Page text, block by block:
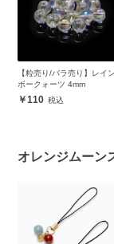
【粒売り/バラ売り】レイン
ボークォーツ 4mm
110
オレンジムーン